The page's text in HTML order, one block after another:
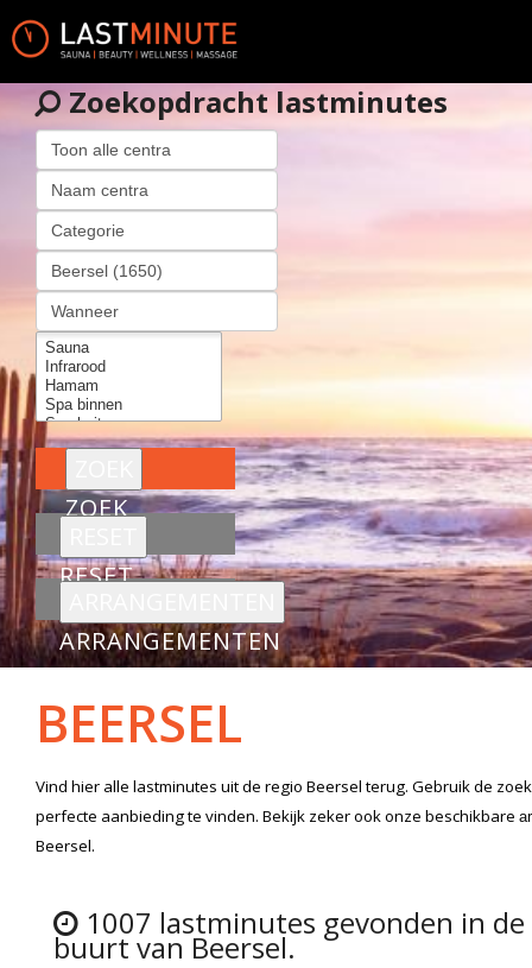
Zoekopdracht lastminutes
ZOEK
RESET
ARRANGEMENTEN
BEERSEL
Vind hier alle lastminutes uit de regio Beerselterug. Gebruik de
perfecte aanbieding te vinden. Bekijk zeker ook onze beschikbare
Beersel.
1007 lastminutes gevonden in de
buurt van Beersel.